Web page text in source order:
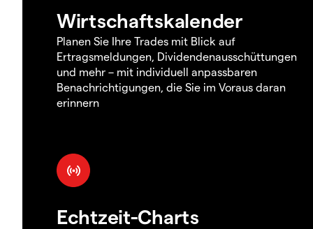
Wirtschaftskalender
Planen Sie Ihre Trades mit Blick auf
Ertragsmeldungen, Dividendenausschüttungen
und mehr – mit individuell anpassbaren
Benachrichtigungen, die Sie im Voraus daran
erinnern
Echtzeit-Charts